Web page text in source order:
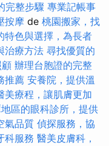
完整步驟 專業記帳事
按摩 de 桃園搬家，找
特色與選擇，為長者
治療方法 尋找優質的
辦理台胞證的完整
推薦 安養院，提供溫
美療程，讓肌膚更加
區的眼科診所，提供
氣品質 偵探服務，協
科服務 醫美皮膚科，